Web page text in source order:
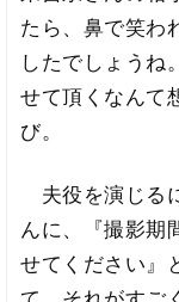
たら、鼻で笑わ
したでしょうね
せて頂くなんて
び。
夫役を演じる
んに、『撮影期
せてください』